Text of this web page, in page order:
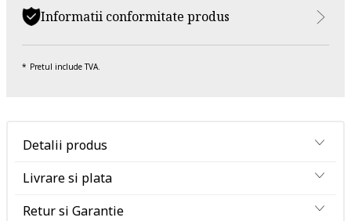
Informatii conformitate produs
Pretul include TVA.
Detalii produs
Livrare si plata
Retur si Garantie